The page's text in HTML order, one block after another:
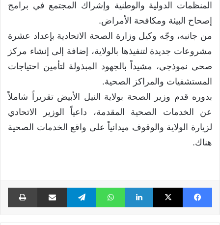
المنظمات الدولية والوطنية وإشراك المجتمع في برامج
إصحاح البيئة ومكافحة الأمراض.
من جانبه، وجّه وكيل وزارة الصحة الاتحادية بإعداد عشرة
مشروعات جديدة لتنفيذها بالولاية، إضافة إلى إنشاء مركز
صحي نموذجي، مشيداً بالجهود المبذولة لتأمين احتياجات
المستشفيات والمراكز الصحية.
بدوره قدم وزير الصحة بولاية النيل الأبيض تقريراً شاملاً
عن الخدمات الصحية المقدمة، داعياً الوزير الاتحادي
لزيارة الولاية والوقوف ميدانياً على واقع الخدمات الصحية
هناك.
فيسبوك X لينكدإن واتساب تيلقرام مشاركة عبر البريد